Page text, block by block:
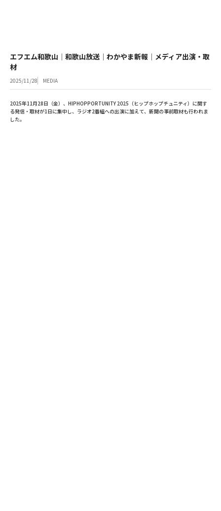
2025/11/28 MEDIA
エフエム和歌山│和歌山放送│わかやま新報│メディア出演・取
材
2025年11月28日（金）、HIPHOPPORTUNITY 2025（ヒップホップチュニティ）に関す
る発信・取材が1日に集中し、ラジオ2番組への出演に加えて、新聞の事前取材も行われま
した。